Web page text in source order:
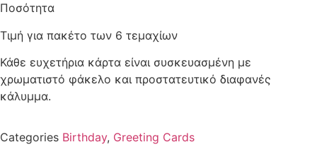
Ποσότητα
Τιμή για πακέτο των 6 τεμαχίων
Κάθε ευχετήρια κάρτα είναι συσκευασμένη με
χρωματιστό φάκελο και προστατευτικό διαφανές
κάλυμμα.
Categories Birthday, Greeting Cards